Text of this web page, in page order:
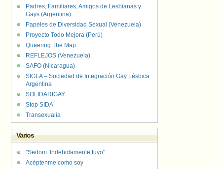
Padres, Familiares, Amigos de Lesbianas y
Gays (Argentina)
Papeles de Diversidad Sexual (Venezuela)
Proyecto Todo Mejora (Perú)
Queering The Map
REFLEJOS (Venezuela)
SAFO (Nicaragua)
SIGLA – Sociedad de Integración Gay Lésbica
Argentina
SOLIDARIGAY
Stop SIDA
Transexualia
Varios
"Sedom. Indebidamente tuyo"
Acéptenme como soy